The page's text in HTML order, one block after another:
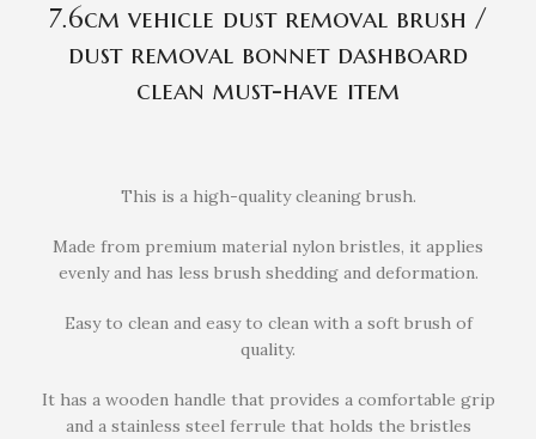
7.6cm vehicle dust removal brush /
dust removal bonnet dashboard
clean must-have item
This is a high-quality cleaning brush.
Made from premium material nylon bristles, it applies
evenly and has less brush shedding and deformation.
Easy to clean and easy to clean with a soft brush of
quality.
It has a wooden handle that provides a comfortable grip
and a stainless steel ferrule that holds the bristles